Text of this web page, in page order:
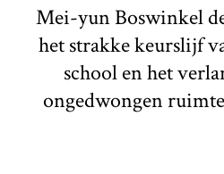
Mei-yun Boswinkel
het strakke keurslijf
school en het
ongedwongen